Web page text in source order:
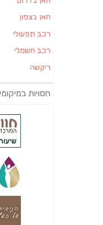
חאן בצפון
רכב תפעולי
רכב חשמלי
ריקשה
חסויות